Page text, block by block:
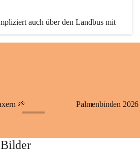
auch über den Landbus mit
zu erreichen. Die Linie
Feiertagen können Sie bequem
zur gewünschten Zeit zu Ihrer
von Weiler kommend nach
Weiler.
🌱 Palmenbinden 2026